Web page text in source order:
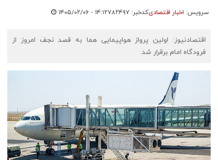
سرویس: اخبار اقتصادیکدخبر: ۷۸۲۴۹۷ ۱۴۰۵/۰۲/۰۶ - ۱۴:۱۲
اقتصادنیوز: اولین پرواز هواپیمایی هما به قصد نجف امروز از
فرودگاه امام برقرار شد.